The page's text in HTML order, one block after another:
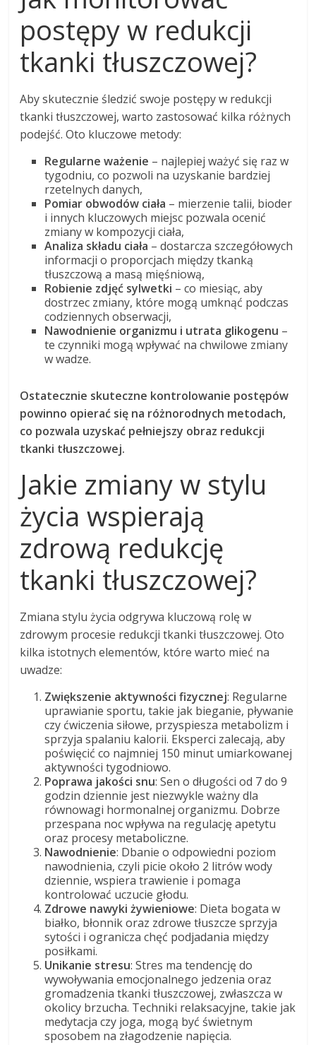
postępy w redukcji
tkanki tłuszczowej?
Aby skutecznie śledzić swoje postępy w redukcji
tkanki tłuszczowej, warto zastosować kilka różnych
podejść. Oto kluczowe metody:
Regularne ważenie – najlepiej ważyć się raz w
tygodniu, co pozwoli na uzyskanie bardziej
rzetelnych danych,
Pomiar obwodów ciała – mierzenie talii, bioder
i innych kluczowych miejsc pozwala ocenić
zmiany w kompozycji ciała,
Analiza składu ciała – dostarcza szczegółowych
informacji o proporcjach między tkanką
tłuszczową a masą mięśniową,
Robienie zdjęć sylwetki – co miesiąc, aby
dostrzec zmiany, które mogą umknąć podczas
codziennych obserwacji,
Nawodnienie organizmu i utrata glikogenu –
te czynniki mogą wpływać na chwilowe zmiany
w wadze.
Ostatecznie skuteczne kontrolowanie postępów
powinno opierać się na różnorodnych metodach,
co pozwala uzyskać pełniejszy obraz redukcji
tkanki tłuszczowej.
Jakie zmiany w stylu
życia wspierają
zdrową redukcję
tkanki tłuszczowej?
Zmiana stylu życia odgrywa kluczową rolę w
zdrowym procesie redukcji tkanki tłuszczowej. Oto
kilka istotnych elementów, które warto mieć na
uwadze:
Zwiększenie aktywności fizycznej: Regularne
uprawianie sportu, takie jak bieganie, pływanie
czy ćwiczenia siłowe, przyspiesza metabolizm i
sprzyja spalaniu kalorii. Eksperci zalecają, aby
poświęcić co najmniej 150 minut umiarkowanej
aktywności tygodniowo.
Poprawa jakości snu: Sen o długości od 7 do 9
godzin dziennie jest niezwykle ważny dla
równowagi hormonalnej organizmu. Dobrze
przespana noc wpływa na regulację apetytu
oraz procesy metaboliczne.
Nawodnienie: Dbanie o odpowiedni poziom
nawodnienia, czyli picie około 2 litrów wody
dziennie, wspiera trawienie i pomaga
kontrolować uczucie głodu.
Zdrowe nawyki żywieniowe: Dieta bogata w
białko, błonnik oraz zdrowe tłuszcze sprzyja
sytości i ogranicza chęć podjadania między
posiłkami.
Unikanie stresu: Stres ma tendencję do
wywoływania emocjonalnego jedzenia oraz
gromadzenia tkanki tłuszczowej, zwłaszcza w
okolicy brzucha. Techniki relaksacyjne, takie jak
medytacja czy joga, mogą być świetnym
sposobem na złagodzenie napięcia.